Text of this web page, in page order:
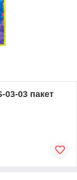
03-03 пакет